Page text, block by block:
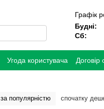
Графік
Будні:
Сб:
Угода користувача
за популярністю спочатку